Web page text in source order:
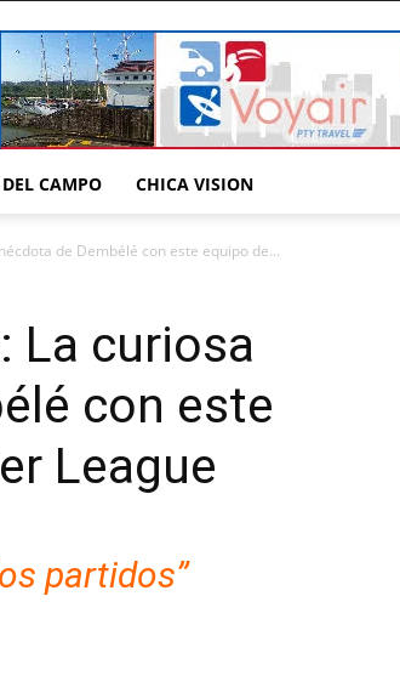
CAMPO CHICA VISION
de Dembélé con este equipo de...
La curiosa
con este
League
partidos”